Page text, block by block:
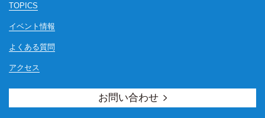
TOPICS
イベント情報
よくある質問
アクセス
お問い合わせ